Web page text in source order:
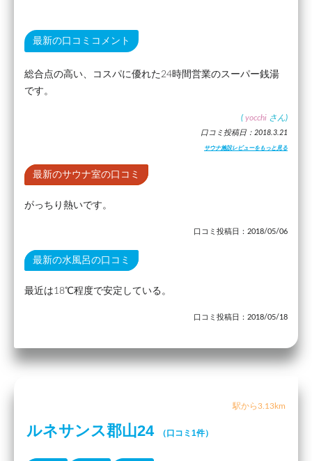
最新の口コミコメント
総合点の高い、コスパに優れた24時間営業のスーパー銭湯
です。
( yocchi さん)
口コミ投稿日：2018.3.21
サウナ施設レビューをもっと見る
最新のサウナ室の口コミ
がっちり熱いです。
口コミ投稿日：2018/05/06
最新の水風呂の口コミ
最近は18℃程度で安定している。
口コミ投稿日：2018/05/18
駅から3.13km
ルネサンス郡山24 （口コミ1件）